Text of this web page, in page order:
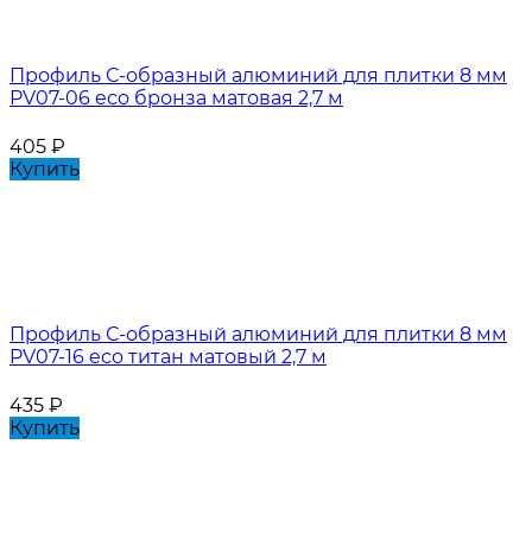
Профиль С-образный алюминий для плитки 8 мм
PV07-06 eco бронза матовая 2,7 м
405 ₽
Купить
Профиль С-образный алюминий для плитки 8 мм
PV07-16 eco титан матовый 2,7 м
435 ₽
Купить